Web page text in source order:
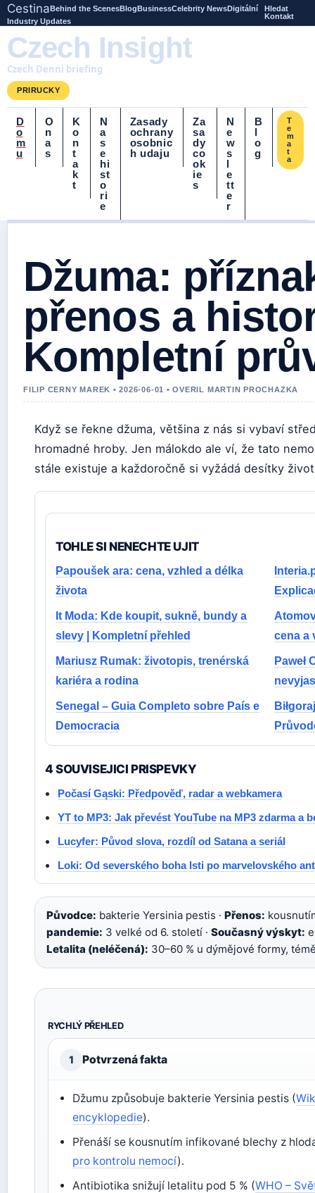
CestinaBehind the ScenesBlogBusinessCelebrity NewsDigitální
Industry Updates
Hledat
Kontakt
Czech Insight
Czech Denni briefing
PRIRUCKY
D
o
m
u
O
n
a
s
K
o
n
t
a
k
t
N
a
s
e
hi
st
o
ri
e
Zasady
ochrany
osobnic
h udaju
Za
sa
dy
co
ok
ie
s
N
e
w
s
l
e
tt
e
r
B
l
o
g
T
e
m
a
t
a
Džuma:
přenos a
Kompletní
FILIP CERNY MAREK • 2026-06-01 • OVERIL MARTIN PROCHAZKA
Když se řekne džuma, většina z nás si vybaví
hromadné hroby. Jen málokdo ale ví, že tato
stále existuje a každoročně si vyžádá desítky
TOHLE SI NENECHTE UJIT
Papoušek ara: cena, vzhled a délka
života
It Moda: Kde koupit, sukně, bundy a
slevy | Kompletní přehled
cena a
Mariusz Rumak: životopis, trenérská
kariéra a rodina
Paweł
Senegal – Guia Completo sobre País e
Democracia
4 SOUVISEJICI PRISPEVKY
Počasí Gąski: Předpověď, radar a webkamera
YT to MP3: Jak převést YouTube na MP3 zdarma a
Lucyfer: Původ slova, rozdíl od Satana a seriál
Loki: Od severského boha lsti po marvelovského
Původce: bakterie Yersinia pestis · Přenos:
pandemie: 3 velké od 6. století · Současný výskyt:
Letalita (neléčená): 30–60 % u dýmějové formy,
RYCHLÝ PŘEHLED
1 Potvrzená fakta
Džumu způsobuje bakterie Yersinia pestis (
encyklopedie).
Přenáší se kousnutím infikované blechy z
pro kontrolu nemocí).
Antibiotika snižují letalitu pod 5 % (WHO –